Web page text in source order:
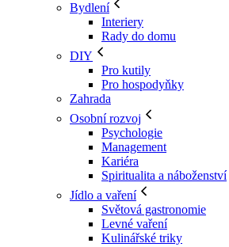
Bydlení
Interiery
Rady do domu
DIY
Pro kutily
Pro hospodyňky
Zahrada
Osobní rozvoj
Psychologie
Management
Kariéra
Spiritualita a náboženství
Jídlo a vaření
Světová gastronomie
Levné vaření
Kulinářské triky